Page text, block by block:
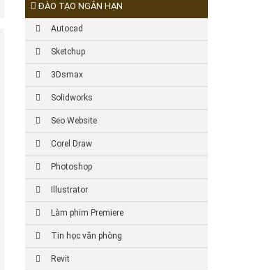
ĐÀO TẠO NGẮN HẠN
Autocad
Sketchup
3Dsmax
Solidworks
Seo Website
Corel Draw
Photoshop
Illustrator
Làm phim Premiere
Tin học văn phòng
Revit